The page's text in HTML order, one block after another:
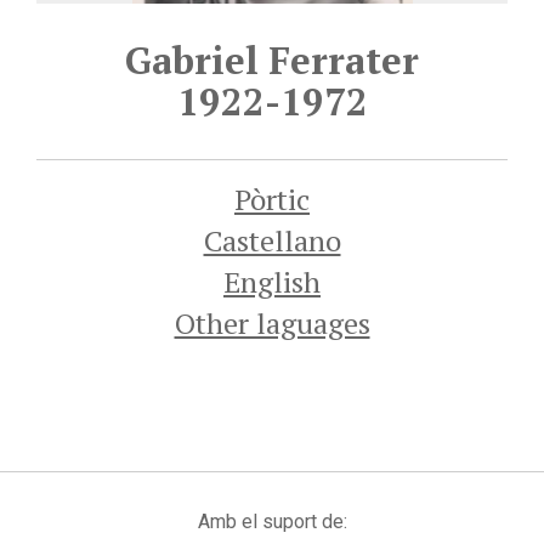
Gabriel Ferrater
1922-1972
Pòrtic
Castellano
English
Other laguages
Amb el suport de: